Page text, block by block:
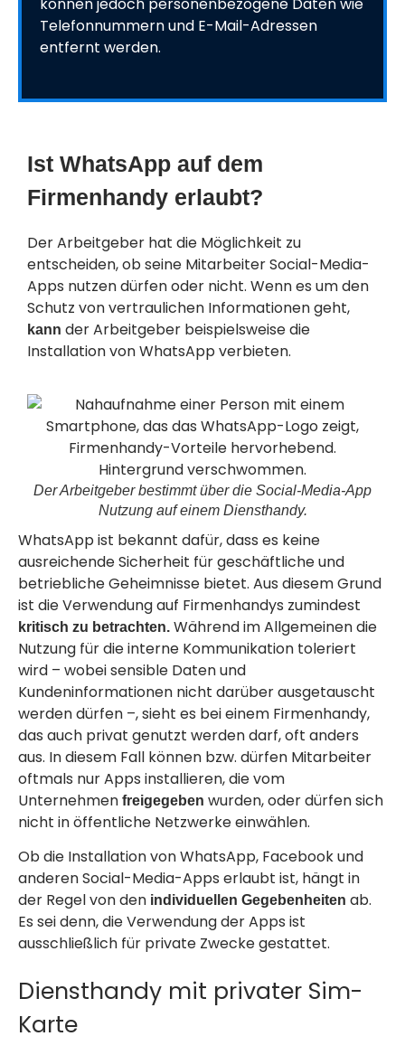
Telefonnummern und E-Mail-Adressen
entfernt werden.
Ist WhatsApp auf dem
Firmenhandy erlaubt?
Der Arbeitgeber hat die Möglichkeit zu
entscheiden, ob seine Mitarbeiter Social-Media-
Apps nutzen dürfen oder nicht. Wenn es um den
Schutz von vertraulichen Informationen geht,
kann der Arbeitgeber beispielsweise die
Installation von WhatsApp verbieten.
Der Arbeitgeber bestimmt über die Social-Media-App
Nutzung auf einem Diensthandy.
WhatsApp ist bekannt dafür, dass es keine
ausreichende Sicherheit für geschäftliche und
betriebliche Geheimnisse bietet. Aus diesem Grund
ist die Verwendung auf Firmenhandys zumindest
kritisch zu betrachten. Während im Allgemeinen die
Nutzung für die interne Kommunikation toleriert
wird – wobei sensible Daten und
Kundeninformationen nicht darüber ausgetauscht
werden dürfen –, sieht es bei einem Firmenhandy,
das auch privat genutzt werden darf, oft anders
aus. In diesem Fall können bzw. dürfen Mitarbeiter
oftmals nur Apps installieren, die vom
Unternehmen freigegeben wurden, oder dürfen sich
nicht in öffentliche Netzwerke einwählen.
Ob die Installation von WhatsApp, Facebook und
anderen Social-Media-Apps erlaubt ist, hängt in
der Regel von den individuellen Gegebenheiten ab.
Es sei denn, die Verwendung der Apps ist
ausschließlich für private Zwecke gestattet.
Diensthandy mit privater Sim-
Karte